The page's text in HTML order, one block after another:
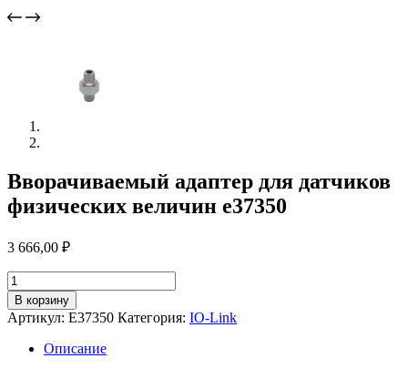
Вворачиваемый адаптер для датчиков
физических величин e37350
3 666,00 ₽
Количество
товара
Вворачиваемый
адаптер
датчиков
В корзину
Артикул: E37350 Категория: IO-Link
Описание